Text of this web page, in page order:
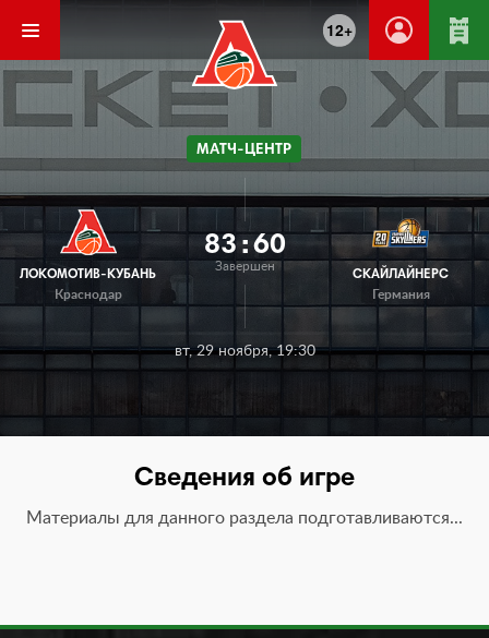
12+
МАТЧ-ЦЕНТР
ЛОКОМОТИВ-КУБАНЬ
Краснодар
83 :60
Завершен
СКАЙЛАЙНЕРС
Германия
вт, 29 ноября, 19:30
Сведения об игре
Материалы для данного раздела подготавливаются...